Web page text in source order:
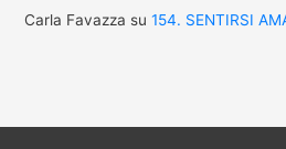
Carla Favazza su 154. SENTIRSI